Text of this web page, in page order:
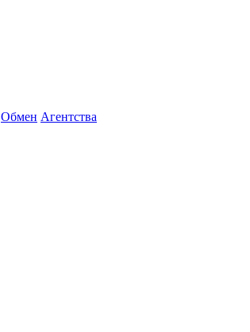
Обмен Агентства